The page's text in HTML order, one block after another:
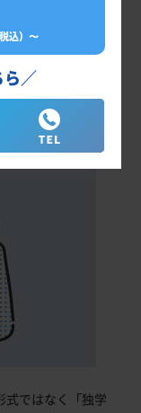
対策カリキュ
式ではなく「独学
税込）〜
／